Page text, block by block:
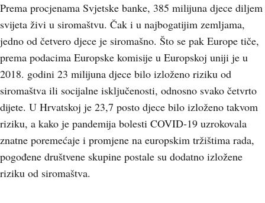
Prema procjenama Svjetske banke, 385 milijuna djece diljem
svijeta živi u siromaštvu. Čak i u najbogatijim zemljama,
jedno od četvero djece je siromašno. Što se pak Europe tiče,
prema podacima Europske komisije u Europskoj uniji je u
2018. godini 23 milijuna djece bilo izloženo riziku od
siromaštva ili socijalne isključenosti, odnosno svako četvrto
dijete. U Hrvatskoj je 23,7 posto djece bilo izloženo takvom
riziku, a kako je pandemija bolesti COVID-19 uzrokovala
znatne poremećaje i promjene na europskim tržištima rada,
pogođene društvene skupine postale su dodatno izložene
riziku od siromaštva.